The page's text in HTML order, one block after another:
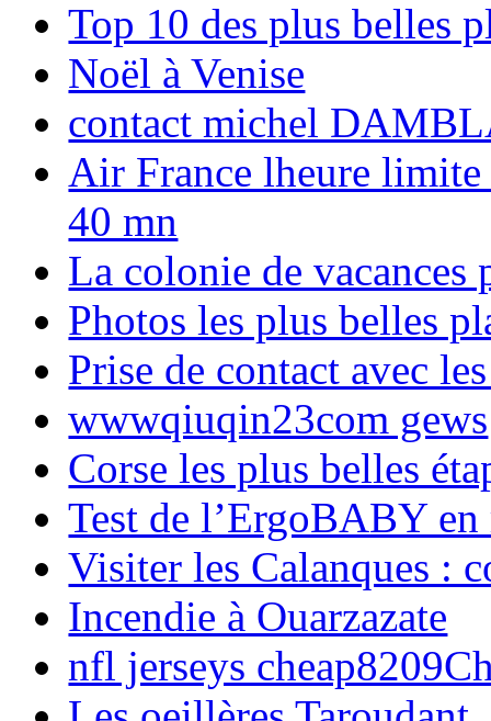
Top 10 des plus belles
Noël à Venise
contact michel
Air France lheure limite
40 mn
La colonie de vacances
Photos les plus belles
Prise de contact avec
wwwqiuqin23com gews
Corse les plus belles
Test de l’ErgoBABY en
Visiter les Calanques :
Incendie à Ouarzazate
nfl jerseys